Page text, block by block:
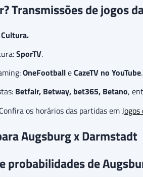
Transmissões de jogos
.
SporTV.
OneFootballeCazeTV no YouTube.
Betfair, Betway, bet365, Betano,
Confira os horários das partidas em
Augsburg x Darmstadt
probabilidades de